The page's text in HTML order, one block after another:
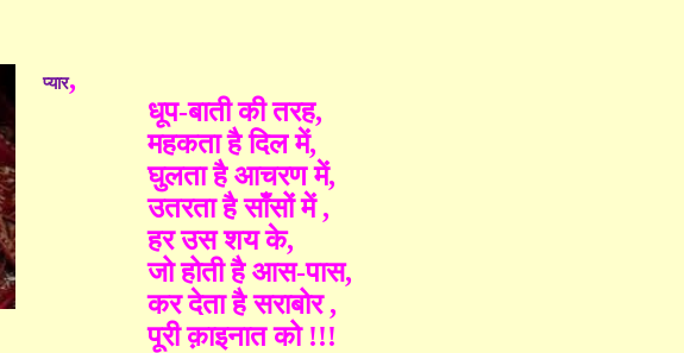
प्यार,
धूप-बाती की तरह,
महकता है दिल में,
घुलता है आचरण में,
उतरता है साँसों में,
हर उस शय के,
जो होती है आस-पास,
कर देता है सराबोर,
पूरी क़ाइनात को!!!